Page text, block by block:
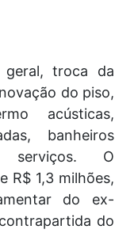
geral, troca da
do piso,
acústicas,
banheiros
serviços. O
R$ 1,3 milhões,
do ex-
do